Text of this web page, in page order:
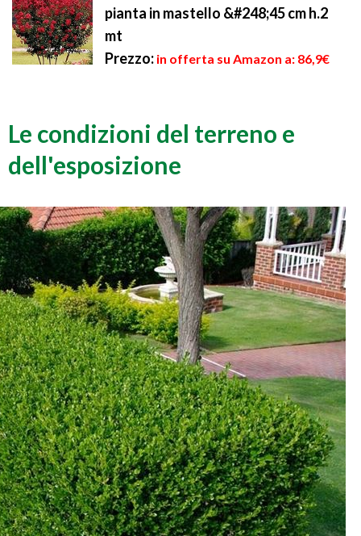
pianta in mastello &#248;45 cm h.2
mt
Prezzo: in offerta su Amazon a: 86,9€
Le condizioni del terreno e
dell'esposizione